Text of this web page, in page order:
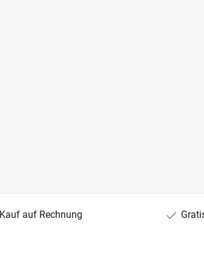
Kauf auf Rechnung